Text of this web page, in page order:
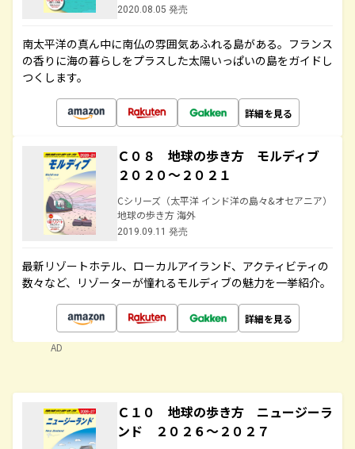
2020.08.05 発売
南太平洋の真ん中に南仏の雰囲気あふれる島がある。フランス
の香りに海の暮らしをプラスした太陽いっぱいの島をガイドし
つくします。
詳細を見る
Ｃ０８ 地球の歩き方 モルディブ
２０２０～２０２１
Cシリーズ（太平洋 インド洋の島々&オセアニア）
地球の歩き方 海外
2019.09.11 発売
最新リゾートホテル、ローカルアイランド、アクティビティの
数々など、リゾーターが憧れるモルディブの魅力を一挙紹介。
詳細を見る
AD
Ｃ１０ 地球の歩き方 ニュージーラ
ンド ２０２６～２０２７